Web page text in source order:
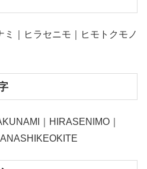
ミ｜ヒラセニモ｜ヒモトクモノ
｜HIRASENIMO｜